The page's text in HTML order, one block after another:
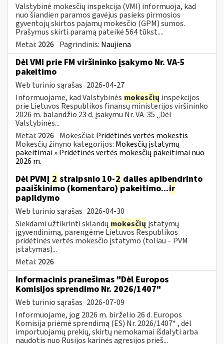
Valstybinė mokesčių inspekcija (VMI) informuoja, kad
nuo šiandien paramos gavėjus pasieks pirmosios
gyventojų skirtos pajamų mokesčio (GPM) sumos.
Prašymus skirti paramą pateikė 564 tūkst....
Metai: 2026 Pagrindinis: Naujiena
Dėl VMI prie FM viršininko įsakymo Nr. VA-5
pakeitimo
Web turinio sąrašas 2026-04-27
Informuojame, kad Valstybinės mokesčių inspekcijos
prie Lietuvos Respublikos finansų ministerijos viršininko
2026 m. balandžio 23 d. įsakymu Nr. VA-35 „Dėl
Valstybinės...
Metai: 2026 Mokesčiai: Pridėtinės vertės mokestis
Mokesčių žinyno kategorijos: Mokesčių įstatymų
pakeitimai » Pridėtinės vertės mokesčių pakeitimai nuo
2026 m.
Dėl PVMĮ 2 straipsnio 10-2 dalies apibendrinto
paaiškinimo (komentaro) pakeitimo...ir
papildymo
Web turinio sąrašas 2026-04-30
Siekdami užtikrinti sklandų mokesčių įstatymų
įgyvendinimą, parengėme Lietuvos Respublikos
pridėtinės vertės mokesčio įstatymo (toliau – PVM
įstatymas)...
Metai: 2026
Informacinis pranešimas "Dėl Europos
Komisijos sprendimo Nr. 2026/1407"
Web turinio sąrašas 2026-07-09
Informuojame, jog 2026 m. birželio 26 d. Europos
Komisija priėmė sprendimą (ES) Nr. 2026/1407* , dėl
importuojamų prekių, skirtų nemokamai išdalyti arba
naudotis nuo Rusijos karinės agresijos prieš...